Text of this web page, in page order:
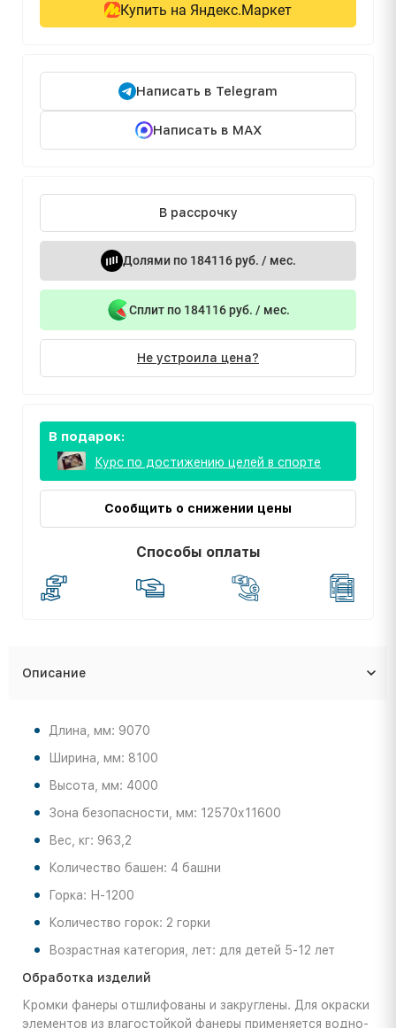
Купить на Яндекс.Маркет
Написать в Telegram
Написать в MAX
В рассрочку
Долями по 184116 руб. / мес.
Сплит по 184116 руб. / мес.
Не устроила цена?
В подарок:
Курс по достижению целей в спорте
Сообщить о снижении цены
Способы оплаты
Описание
Длина, мм: 9070
Ширина, мм: 8100
Высота, мм: 4000
Зона безопасности, мм: 12570х11600
Вес, кг: 963,2
Количество башен: 4 башни
Горка: Н-1200
Количество горок: 2 горки
Возрастная категория, лет: для детей 5-12 лет
Обработка изделий
Кромки фанеры отшлифованы и закруглены. Для окраски
элементов из влагостойкой фанеры применяется водно-